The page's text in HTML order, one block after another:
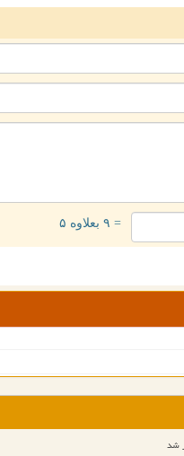
= ۹ بعلاوه ۵